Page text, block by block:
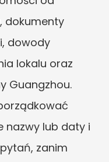
dokumenty
dowody
lokalu oraz
Guangzhou.
nazwy lub daty i
zanim